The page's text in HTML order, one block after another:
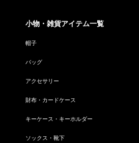
小物・雑貨アイテム一覧
帽子
バッグ
アクセサリー
財布・カードケース
キーケース・キーホルダー
ソックス・靴下